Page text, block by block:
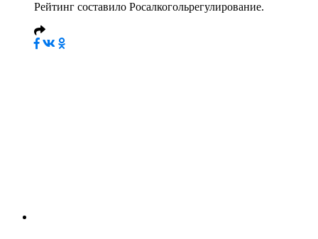
Рейтинг составило Росалкогольрегулирование.